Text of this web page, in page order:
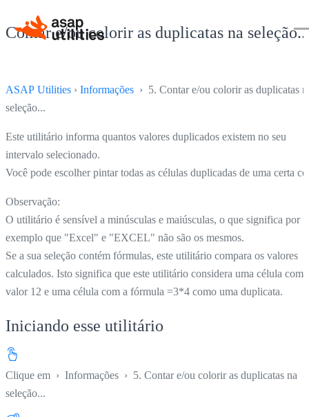
Contar e/ou colorir as duplicatas na seleção...
ASAP Utilities › Informações › 5. Contar e/ou colorir as duplicatas
seleção...
Este utilitário informa quantos valores duplicados existem no seu
intervalo selecionado.
Você pode escolher pintar todas as células duplicadas de uma certa
Observação:
O utilitário é sensível a minúsculas e maiúsculas, o que significa por
exemplo que "Excel" e "EXCEL" não são os mesmos.
Se a sua seleção contém fórmulas, este utilitário compara os valores
calculados. Isto significa que este utilitário considera uma célula com
valor 12 e uma célula com a fórmula =3*4 como uma duplicata.
Iniciando esse utilitário
Clique em › Informações › 5. Contar e/ou colorir as duplicatas na
seleção...